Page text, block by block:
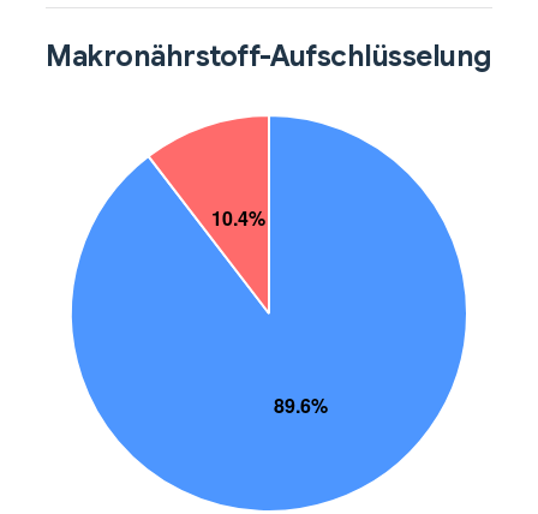
Makronährstoff-Aufschlüsselung